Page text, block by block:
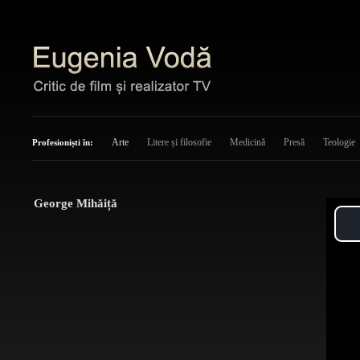
Profesioniști în: Arte Litere și filosofie Medicină Presă Teologie
George Mihăiță